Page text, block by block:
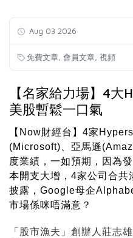
Aug 03 2026
免費文章 會員文章 視頻
【名家給力場】4
美股暫鬆一口氣
【Now財經台】4家
(Microsoft)、亞馬遜
度業績，一如預期，因為
本開支大增，4家公司合
披露，Google母企
市場係咪唔滿意？
「股市漁夫」創辦人莊志